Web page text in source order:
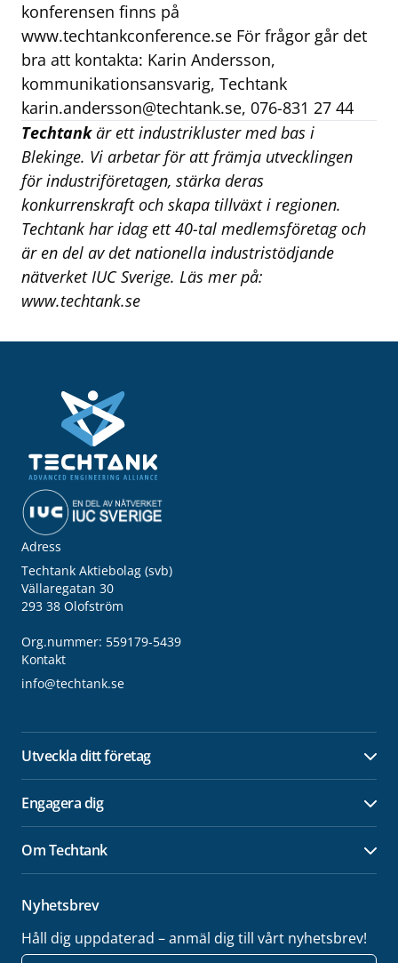
konferensen finns på
www.techtankconference.se För frågor går det
bra att kontakta: Karin Andersson,
kommunikationsansvarig, Techtank
karin.andersson@techtank.se, 076-831 27 44
Techtankär ett industrikluster med bas i
Blekinge. Vi arbetar för att främja utvecklingen
för industriföretagen, stärka deras
konkurrenskraft och skapa tillväxt i regionen.
Techtank har idag ett 40-tal medlemsföretag och
är en del av det nationella industristödjande
nätverket IUC Sverige. Läs mer på:
www.techtank.se
Adress
Techtank Aktiebolag (svb)
Vällaregatan 30
293 38 Olofström
Org.nummer: 559179-5439
Kontakt
info@techtank.se
Utveckla ditt företag
Engagera dig
Om Techtank
Nyhetsbrev
Håll dig uppdaterad – anmäl dig till vårt nyhetsbrev!